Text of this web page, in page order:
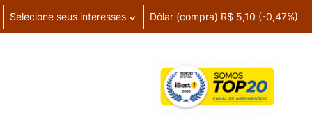
Selecione seus interesses Dólar (compra) R$ 5,10 (-0,47%)